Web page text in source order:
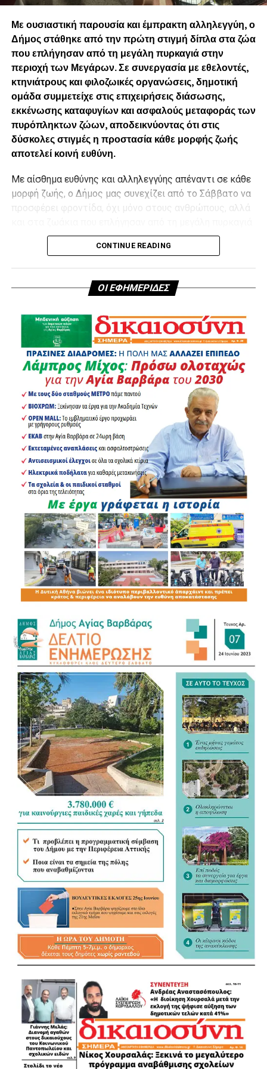
.
.
Προπώληση εισιτηρίων:more.com
Με ουσιαστική παρουσία και έμπρακτη αλληλεγγύη, ο
Δήμος στάθηκε από την πρώτη στιγμή δίπλα στα ζώα
που επλήγησαν από τη μεγάλη πυρκαγιά στην
περιοχή των Μεγάρων. Σε συνεργασία με εθελοντές,
κτηνιάτρους και φιλοζωικές οργανώσεις, δημοτική
ομάδα συμμετείχε στις επιχειρήσεις διάσωσης,
εκκένωσης καταφυγίων και ασφαλούς μεταφοράς των
πυρόπληκτων ζώων, αποδεικνύοντας ότι στις
δύσκολες στιγμές η προστασία κάθε μορφής ζωής
αποτελεί κοινή ευθύνη.
Με αίσθημα ευθύνης και αλληλεγγύης απέναντι σε κάθε
μορφή ζωής, ο Δήμος μας συνεχίζει από το Σάββατο να
προσφέρει φροντίδα, όχι μόνο στους ανθρώπους, αλλά
στην περιοχή των Μεγάρων Αττικής, σε συνεργασία με
τους εθελοντές, τους κτηνιάτρους και τις φιλοζωικές
οργανώσεις που δίνουν έναν πραγματικά συγκινητικό
Ομάδα του δήμου μας, με επικεφαλής την αρμόδια
συντροφιάς κα Θεοδώρα-Μαρία Μαρσώνη, μετέβη στην
πυρόπληκτη περιοχή και συμμετείχε στην εκκένωση
καταφυγίων και στη μεταφορά των ζώων σε ασφαλείς
προστατευμένους χώρους. Οι δοκιμασίες για τα
αδέσποτα ζώα είναι συνεχείς και συχνά αδιέξοδες για
αυτό και απαιτείται συνένωση δυνάμεων όλων,
εθελοντών και φορέων του κράτους ώστε να
δημιουργείται ασπίδα προστασίας για όλα τα αδύναμα
πλάσματα.
Θέλουμε να εκφράσουμε τις ευχαριστίες μας σε όλους
όσοι συμμετείχαν και να τους διαβεβαιώσουμε ότι θα
είμαστε αρωγοί σε όποια προσπάθεια γίνεται που
σκοπό έχει την προστασία και την φροντίδα των ζώων.
Οι δύσκολες στιγμές αναδεικνύουν τις πιο όμορφες
πλευρές της κοινωνίας μας. Ας αποδείξουμε, για ακόμη
μία φορά, ότι κανένα ζώο δεν είναι μόνο του όταν
υπάρχει αλληλεγγύη, συνεργασία και αγάπη. Ο Δήμος
μας θα συνεχίσει να βρίσκεται δίπλα στους
πυρόπληκτους, ανθρώπους και ζώα, με όλες του τις
δυνάμεις.
CONTINUE READING
ΟΙ ΕΦΗΜΕΡΙΔΕΣ